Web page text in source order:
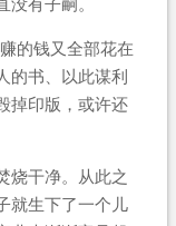
的钱又全部花在
的书、以此谋利
掉印版，或许还
烧干净。从此之
就生下了一个儿